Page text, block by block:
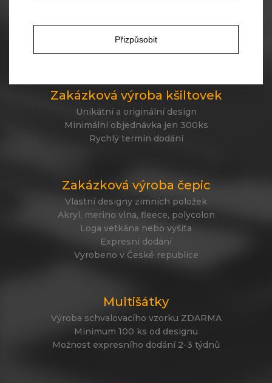
Přizpůsobit
Váš vlastní design čepic
Zakázková výroba kšiltovek
Unikátní a originální design
Minimální objednávka jen 300ks
Rychlý termín dodání
Zakázková výroba čepic
Vlastní designy zimních položek
Akryl, merino vlna, fleece, polycolon
Loga vetkána nebo vyšita
Expresní dodání
Vyrobeno v České republice
Multišátky
Výroba schvalovacího vzorku ZDARMA
Minimum 100 ks od designu
Možnost expresního dodání 2-3 týdnů